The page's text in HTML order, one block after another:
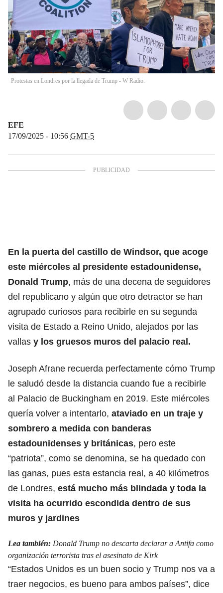
Protestas en Londres por la llegada de Trump - W Radio.
EFE
17/09/2025 - 10:56 GMT-5
En la puerta del castillo de Windsor, que acoge
este miércoles al presidente estadounidense,
Donald Trump, más de una decena de seguidores
del republicano y algún que otro detractor se han
agrupado curiosos para recibirle en su segunda
visita de Estado a Reino Unido, alejados por las
vallas y los gruesos muros del palacio real.
Joseph Afrane recuerda perfectamente cómo Trump
le saludó desde la distancia cuando fue a recibirle
al Palacio de Buckingham en 2019. Este miércoles
quería volver a intentarlo, ataviado en un traje y
sombrero a medida con banderas
estadounidenses y británicas, pero este
“patriota”, como se denomina, se ha quedado con
las ganas, pues esta estancia real, a 40 kilómetros
de Londres, está mucho más blindada y toda la
visita ha ocurrido escondida dentro de sus
muros y jardines
Lea también: Donald Trump no descarta declarar a Antifa como
organización terrorista tras el asesinato de Kirk
“Estados Unidos es un buen socio y Trump nos va a
traer negocios, es bueno para ambos países”, dice